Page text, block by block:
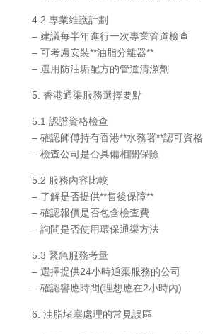
4.2 專業維護計劃
– 建議每半年進行一次專業管道檢查
– 可考慮安裝**油脂分離器**
– 選用防油垢配方的管道清潔劑
5. 香港通渠服務選擇要點
5.1 認證資格檢查
– 確認師傅持有香港**水務署**認可資格
– 檢查公司是否具備相關保險
5.2 服務內容比較
– 了解是否提供**售後保障**
– 確認報價是否包含檢查費
– 詢問是否使用環保通渠方法
5.3 緊急服務考量
– 選擇提供24小時通渠服務的公司
– 確認響應時間(理想應在2小時內)
6. 油脂堵塞處理的常見誤區